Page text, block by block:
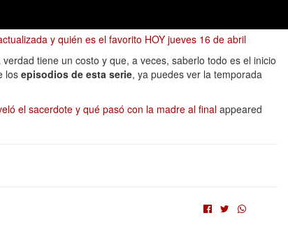
y quién es el favorito HOY jueves 16 de abril
tiene un costo y que, a veces, saberlo todo es el inicio
los episodios de esta serie, ya puedes ver la temporada
el sacerdote y qué pasó con la madre al final appeared